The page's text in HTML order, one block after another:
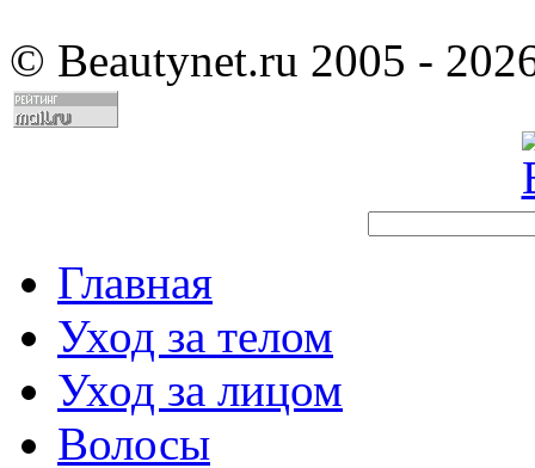
© Beautynet.ru 2005 -
Главная
Уход за телом
Уход за лицом
Волосы